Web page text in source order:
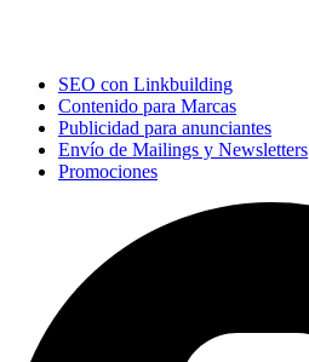
SEO con Linkbuilding
Contenido para Marcas
Publicidad para anunciantes
Envío de Mailings y Newsletters
Promociones